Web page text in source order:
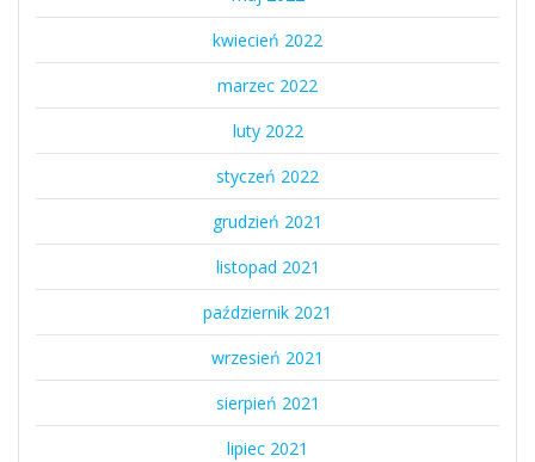
kwiecień 2022
marzec 2022
luty 2022
styczeń 2022
grudzień 2021
listopad 2021
październik 2021
wrzesień 2021
sierpień 2021
lipiec 2021